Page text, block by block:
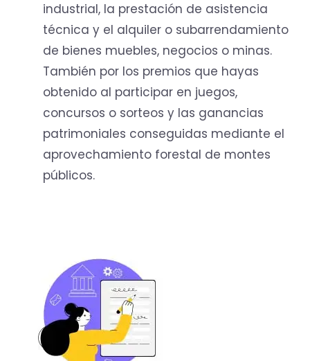
industrial, la prestación de asistencia
técnica y el alquiler o subarrendamiento
de bienes muebles, negocios o minas.
También por los premios que hayas
obtenido al participar en juegos,
concursos o sorteos y las ganancias
patrimoniales conseguidas mediante el
aprovechamiento forestal de montes
públicos.